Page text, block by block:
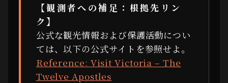
【観測者への補足：根拠先リン
ク】
公式な観光情報および保護活動につい
ては、以下の公式サイトを参照せよ。
Reference: Visit Victoria – The
Twelve Apostles